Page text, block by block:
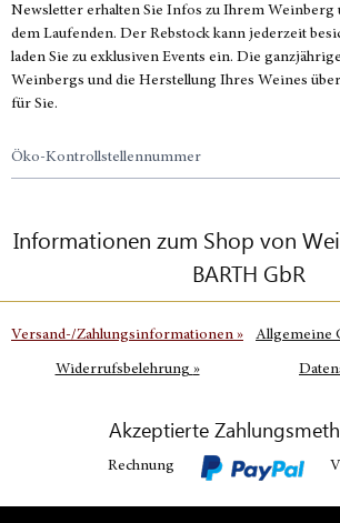
Newsletter erhalten Sie Infos zu Ihrem Weinberg
dem Laufenden. Der Rebstock kann jederzeit
laden Sie zu exklusiven Events ein. Die
Weinbergs und die Herstellung Ihres Weines
für Sie.
Öko-Kontrollstellennummer
Informationen zum Shop von
BARTH GbR
Versand-/Zahlungsinformationen » Allgemeine
Widerrufsbelehrung »
Akzeptierte
Rechnung